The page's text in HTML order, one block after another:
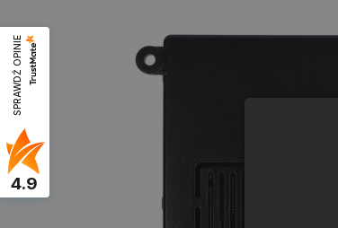
SPRAWDŹ OPINIE
4.9